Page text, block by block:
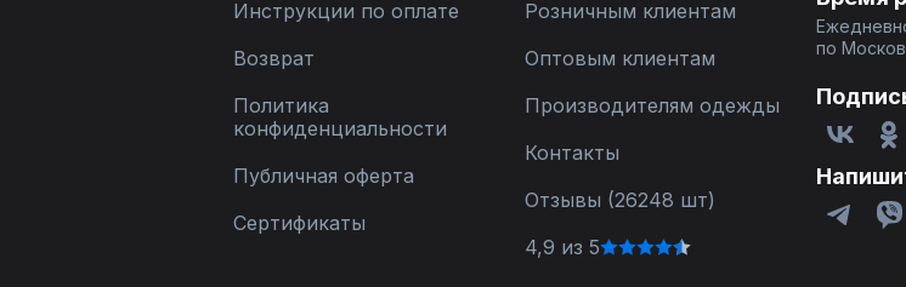
Инструкции по оплате
Возврат
Политика
конфиденциальности
Публичная оферта
Сертификаты
Розничным клиентам
Оптовым клиентам
Производителям одежды
Контакты
Отзывы (26248 шт)
4,9 из 5
по